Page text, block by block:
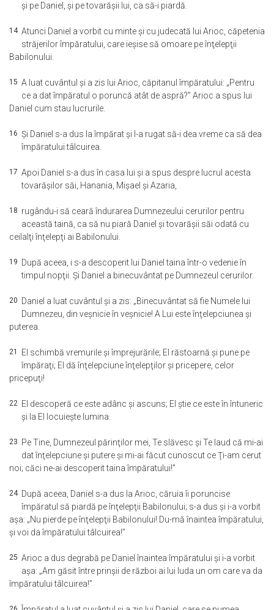
şi pe Daniel, şi pe tovarăşii lui, ca să-i piardă.
14 Atunci Daniel a vorbit cu minte şi cu judecată lui Arioc, căpetenia
străjerilor împăratului, care ieşise să omoare pe înţelepţii
Babilonului.
15 A luat cuvântul şi a zis lui Arioc, căpitanul împăratului: „Pentru
ce a dat împăratul o poruncă atât de aspră?” Arioc a spus lui
Daniel cum stau lucrurile.
16 Şi Daniel s-a dus la împărat şi l-a rugat să-i dea vreme ca să dea
împăratului tâlcuirea.
17 Apoi Daniel s-a dus în casa lui şi a spus despre lucrul acesta
tovarăşilor săi, Hanania, Mişael şi Azaria,
18 rugându-i să ceară îndurarea Dumnezeului cerurilor pentru
această taină, ca să nu piară Daniel şi tovarăşii săi odată cu
ceilalţi înţelepţi ai Babilonului.
19 După aceea, i s-a descoperit lui Daniel taina într-o vedenie în
timpul nopţii. Şi Daniel a binecuvântat pe Dumnezeul cerurilor.
20 Daniel a luat cuvântul şi a zis: „Binecuvântat să fie Numele lui
Dumnezeu, din veşnicie în veşnicie! A Lui este înţelepciunea şi
puterea.
21 El schimbă vremurile şi împrejurările; El răstoarnă şi pune pe
împăraţi; El dă înţelepciune înţelepţilor şi pricepere, celor
pricepuţi!
22 El descoperă ce este adânc şi ascuns; El ştie ce este în întuneric
şi la El locuieşte lumina.
23 Pe Tine, Dumnezeul părinţilor mei, Te slăvesc şi Te laud că mi-ai
dat înţelepciune şi putere şi mi-ai făcut cunoscut ce Ţi-am cerut
noi; căci ne-ai descoperit taina împăratului!”
24 După aceea, Daniel s-a dus la Arioc, căruia îi poruncise
împăratul să piardă pe înţelepţii Babilonului; s-a dus şi i-a vorbit
aşa: „Nu pierde pe înţelepţii Babilonului! Du-mă înaintea împăratului,
şi voi da împăratului tâlcuirea!”
25 Arioc a dus degrabă pe Daniel înaintea împăratului şi i-a vorbit
aşa: „Am găsit între prinşii de război ai lui Iuda un om care va da
împăratului tâlcuirea!”